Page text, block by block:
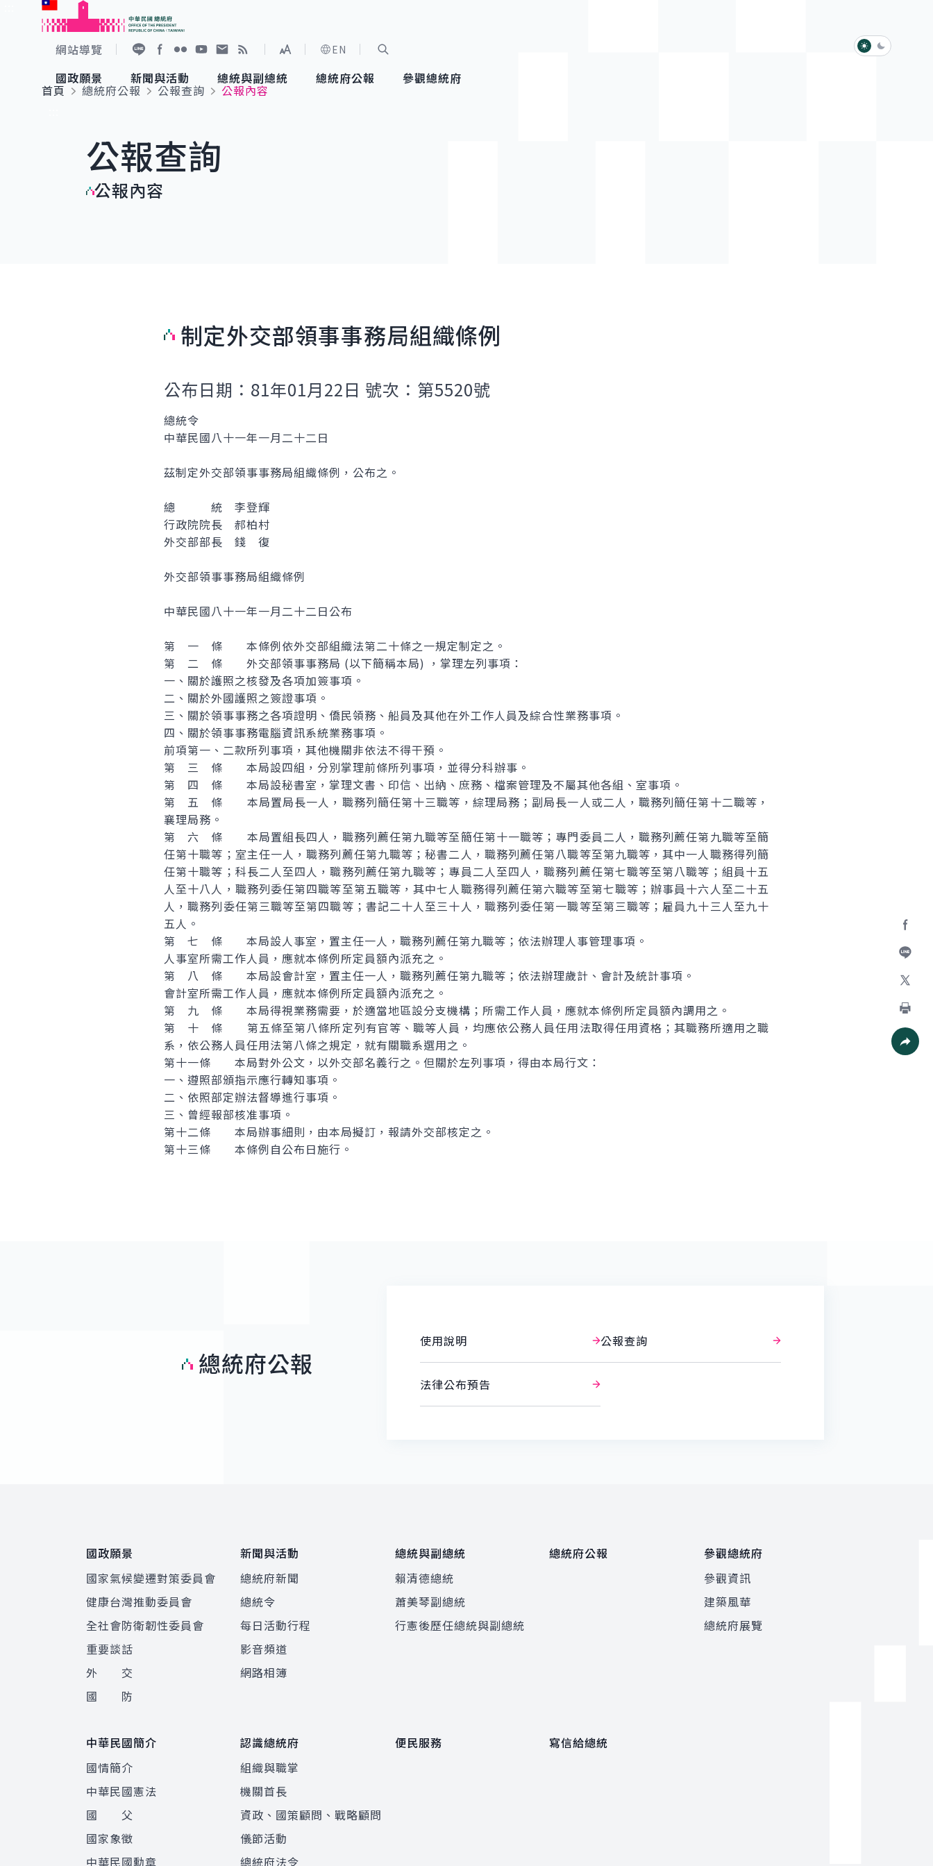
跳到主要內容
網站導覽
展開字級選單
EN
國政願景
國家氣候變遷對策委員會
重要談話
新聞與活動
總統府新聞
影音頻道
總統與副總統
賴清德總統
總統府公報 參觀總統府
淺色模式
深色模式
首頁
總統府公報 公報查詢
公報內容
公報查詢
公報內容
加入好
列印
制定外交部領事事務局組織條例
公布日期：81年01月22日 號次：第5520號
總統令
中華民國八十一年一月二十二日
茲制定外交部領事事務局組織條例，公布之。
總 統 李登輝
行政院院長 郝柏村
外交部部長 錢 復
外交部領事事務局組織條例
中華民國八十一年一月二十二日公布
第 一 條 本條例依外交部組織法第二十條之一規定制定之。
第 二 條 外交部領事事務局 (以下簡稱本局) ，掌理左列事項：
一、關於護照之核發及各項加簽事項。
二、關於外國護照之簽證事項。
三、關於領事事務之各項證明、僑民領務、船員及其他在外工作人員及綜合性業務事項。
四、關於領事事務電腦資訊系統業務事項。
前項第一、二款所列事項，其他機關非依法不得干預。
第 三 條 本局設四組，分別掌理前條所列事項，並得分科辦事。
第 四 條 本局設秘書室，掌理文書、印信、出納、庶務、檔案管理及不屬其他各組、室事項。
第 五 條 本局置局長一人，職務列簡任第十三職等，綜理局務；副局長一人或二人，職務列簡任第十二職等，
襄理局務。
第 六 條 本局置組長四人，職務列薦任第九職等至簡任第十一職等；專門委員二人，職務列薦任第九職等至簡
任第十職等；室主任一人，職務列薦任第九職等；秘書二人，職務列薦任第八職等至第九職等，其中一人職務得列簡
任第十職等；科長二人至四人，職務列薦任第九職等；專員二人至四人，職務列薦任第七職等至第八職等；組員十五
人至十八人，職務列委任第四職等至第五職等，其中七人職務得列薦任第六職等至第七職等；辦事員十六人至二十五
人，職務列委任第三職等至第四職等；書記二十人至三十人，職務列委任第一職等至第三職等；雇員九十三人至九十
五人。
第 七 條 本局設人事室，置主任一人，職務列薦任第九職等；依法辦理人事管理事項。
人事室所需工作人員，應就本條例所定員額內派充之。
第 八 條 本局設會計室，置主任一人，職務列薦任第九職等；依法辦理歲計、會計及統計事項。
會計室所需工作人員，應就本條例所定員額內派充之。
第 九 條 本局得視業務需要，於適當地區設分支機構；所需工作人員，應就本條例所定員額內調用之。
第 十 條 第五條至第八條所定列有官等、職等人員，均應依公務人員任用法取得任用資格；其職務所適用之職
系，依公務人員任用法第八條之規定，就有關職系選用之。
第十一條 本局對外公文，以外交部名義行之。但關於左列事項，得由本局行文：
一、遵照部頒指示應行轉知事項。
二、依照部定辦法督導進行事項。
三、曾經報部核准事項。
第十二條 本局辦事細則，由本局擬訂，報請外交部核定之。
第十三條 本條例自公布日施行。
總統府公報
使用說明 公報查詢
法律公布預告
國政願景
國家氣候變遷對策委員會
健康台灣推動委員會
全社會防衛韌性委員會
重要談話
外 交
國 防
新聞與活動
總統府新聞
總統令
每日活動行程
影音頻道
網路相簿
總統與副總統
賴清德總統
蕭美琴副總統
行憲後歷任總統與副總統
總統府公報
參觀總統府
參觀資訊
建築風華
總統府展覽
中華民國簡介
國情簡介
中華民國憲法
國 父
國家象徵
中華民國勳章
認識總統府
組織與職掌
機關首長
資政、國策顧問、戰略顧問
儀節活動
總統府法令
便民服務 寫信給總統